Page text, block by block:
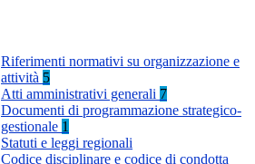
Riferimenti normativi su organizzazione e
attività 5
Atti amministrativi generali 7
Documenti di programmazione strategico-
gestionale 1
Statuti e leggi regionali
Codice disciplinare e codice di condotta